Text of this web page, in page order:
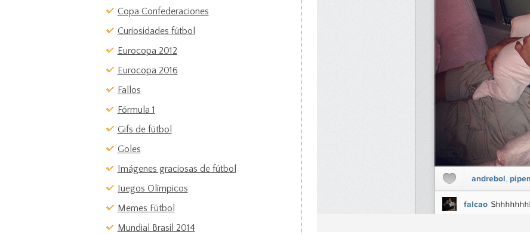
Copa Confederaciones
Curiosidades fútbol
Eurocopa 2012
Eurocopa 2016
Fallos
Fórmula 1
Gifs de fútbol
Goles
Imágenes graciosas de fútbol
Juegos Olímpicos
Memes Fútbol
Mundial Brasil 2014